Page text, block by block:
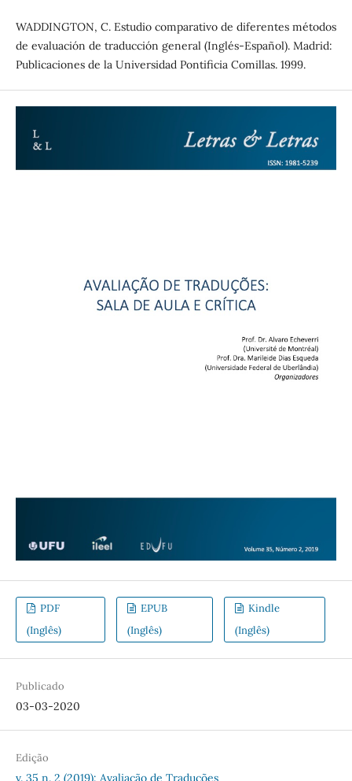
WADDINGTON, C. Estudio comparativo de diferentes métodos
de evaluación de traducción general (Inglés-Español). Madrid:
Publicaciones de la Universidad Pontificia Comillas. 1999.
PDF
(Inglês)
EPUB
(Inglês)
Kindle
(Inglês)
Publicado
03-03-2020
Edição
v. 35 n. 2 (2019): Avaliação de Traduções